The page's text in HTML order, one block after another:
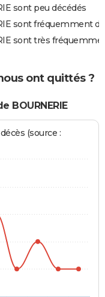
sont peu décédés
sont fréquemment
sont très
ont quittés ?
BOURNERIE
(source :